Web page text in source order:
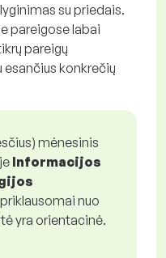
su priedais.
pareigose labai
pareigų
konkrečių
mėnesinis
Informacijos
nuo
yra orientacinė.